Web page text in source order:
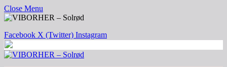
Close Menu
Facebook X (Twitter) Instagram